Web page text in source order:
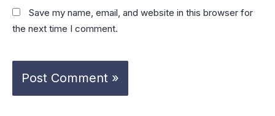
Save my name, email, and website in this browser for
the next time I comment.